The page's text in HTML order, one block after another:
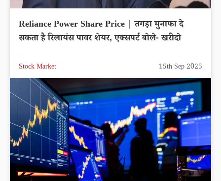
Reliance Power Share Price | तगड़ा मुनाफा दे
सकता है रिलायंस पावर शेयर, एक्सपर्ट बोले- खरीदो
Stock Market 15th Sep 2025